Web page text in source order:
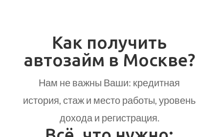
Как получить
автозайм в Москве?
Нам не важны Ваши: кредитная
история, стаж и место работы, уровень
дохода и регистрация.